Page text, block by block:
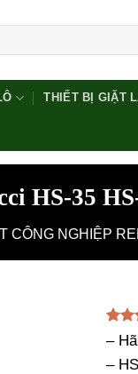
THIẾT BỊ GIẶT
HS-35
CÔNG NGHIỆP
5.00
dựa
đánh
–
–